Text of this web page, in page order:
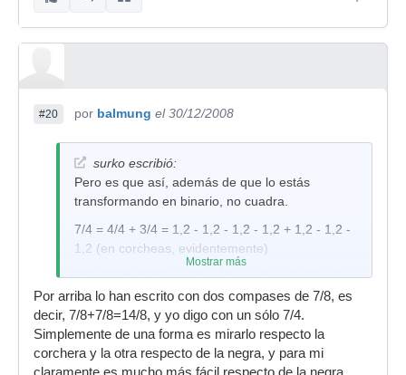
#20 por balmung el 30/12/2008
surko escribió:
Pero es que así, además de que lo estás
transformando en binario, no cuadra.
7/4 = 4/4 + 3/4 = 1,2 - 1,2 - 1,2 - 1,2 + 1,2 - 1,2 -
1,2 (en corcheas, evidentemente)
7/8 (TERNARIO) = 6/8 + 1/8 = 1,2,3 - 1,2,3 + 1
Como ves, no coincide ni el modo de contar, ni el
número de notas, ni el tipo de compás, ni nada.
Por cierto, Roberto: es tal cual lo has escrito, sí
Mostrar más
Por arriba lo han escrito con dos compases de 7/8, es
decir, 7/8+7/8=14/8, y yo digo con un sólo 7/4.
Simplemente de una forma es mirarlo respecto la
corchera y la otra respecto de la negra, y para mi